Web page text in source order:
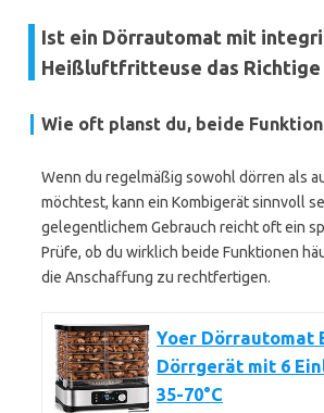
Ist ein Dörrautomat mit
Heißluftfritteuse das Richtige
Wie oft planst du, beide
Wenn du regelmäßig sowohl dörren als
möchtest, kann ein Kombigerät sinnvoll
gelegentlichem Gebrauch reicht oft ein
Prüfe, ob du wirklich beide Funktionen
die Anschaffung zu rechtfertigen.
Yoer Dörrautomat
Dörrgerät mit 6
35-70°C